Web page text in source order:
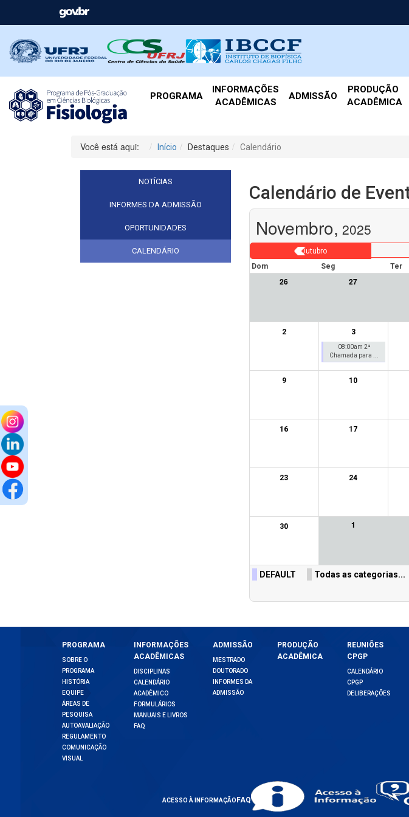
PROGRAMA
INFORMAÇÕES
ACADÊMICAS
ADMISSÃO
PRODUÇÃO
ACADÊMICA
Você está aqui: Início Destaques Calendário
NOTÍCIAS
INFORMES DA ADMISSÃO
OPORTUNIDADES
CALENDÁRIO
Calendário de
Novembro, 2025
Outubro
Dom
Seg Ter
26 27
2 3
08:00am 2ª
Chamada para ...
9 10
16 17
23 24
30 1
DEFAULT Todas as categorias...
PROGRAMA
SOBRE O
PROGRAMA
HISTÓRIA
EQUIPE
ÁREAS DE
PESQUISA
AUTOAVALIAÇÃO
REGULAMENTO
COMUNICAÇÃO
VISUAL
INFORMAÇÕES
ACADÊMICAS
DISCIPLINAS
CALENDÁRIO
ACADÊMICO
FORMULÁRIOS
MANUAIS E LIVROS
FAQ
ADMISSÃO
MESTRADO
DOUTORADO
INFORMES DA
ADMISSÃO
PRODUÇÃO
ACADÊMICA
REUNIÕES
CPGP
CALENDÁRIO
CPGP
DELIBERAÇÕES
ACESSO À INFORMAÇÃOFAQ